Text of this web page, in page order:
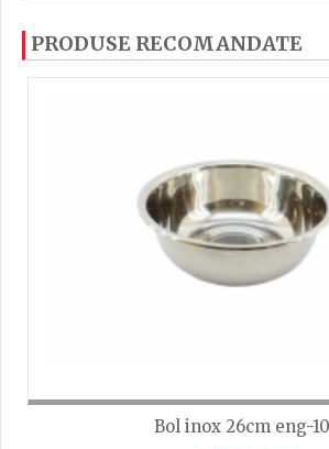
Capacitate 1lit
cu ajutorul steluțelor, și scrieți
a putea să scrieți părerea trebuie
PRODUSE RECOMANDATE
Bol inox 26cm eng-